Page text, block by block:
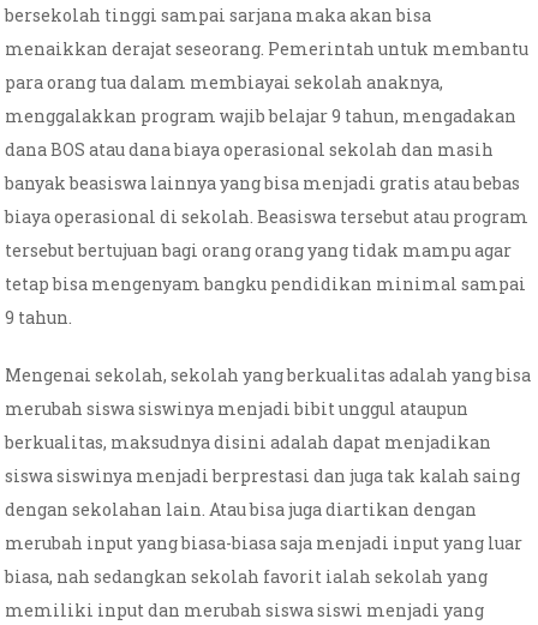
bersekolah tinggi sampai sarjana maka akan bisa
menaikkan derajat seseorang. Pemerintah untuk membantu
para orang tua dalam membiayai sekolah anaknya,
menggalakkan program wajib belajar 9 tahun, mengadakan
dana BOS atau dana biaya operasional sekolah dan masih
banyak beasiswa lainnya yang bisa menjadi gratis atau bebas
biaya operasional di sekolah. Beasiswa tersebut atau program
tersebut bertujuan bagi orang orang yang tidak mampu agar
tetap bisa mengenyam bangku pendidikan minimal sampai
9 tahun.
Mengenai sekolah, sekolah yang berkualitas adalah yang bisa
merubah siswa siswinya menjadi bibit unggul ataupun
berkualitas, maksudnya disini adalah dapat menjadikan
siswa siswinya menjadi berprestasi dan juga tak kalah saing
dengan sekolahan lain. Atau bisa juga diartikan dengan
merubah input yang biasa-biasa saja menjadi input yang luar
biasa, nah sedangkan sekolah favorit ialah sekolah yang
memiliki input dan merubah siswa siswi menjadi yang